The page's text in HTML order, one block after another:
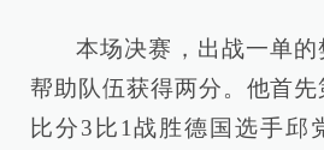
本场决赛，出战一单的
帮助队伍获得两分。他首
比分3比1战胜德国选手邱